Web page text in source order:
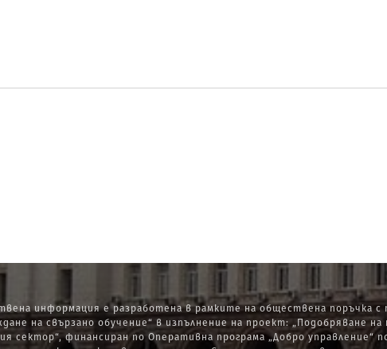
информация е разработена в рамките на обществена поръчка
на свързано обучение“ в изпълнение на проект: „Подобряване
финансиран по Оперативна програма „Добро управление“